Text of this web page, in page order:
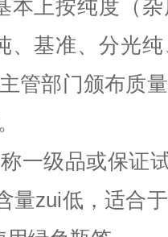
本上按纯度（
、基准、分光
管部门颁布质
称一级品或保证
量zui低，适合